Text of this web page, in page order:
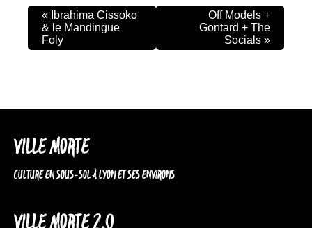
« Ibrahima Cissoko
& le Mandingue
Foly
Off Models +
Gontard + The
Socials »
VILLE MORTE
CULTURE EN SOUS-SOL À LYON ET SES ENVIRONS